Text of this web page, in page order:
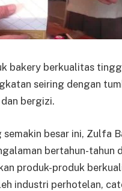
bakery berkualitas
seiring dengan
bergizi.
besar ini, Zulfa
bertahun-tahun
produk-produk
industri perhotelan,